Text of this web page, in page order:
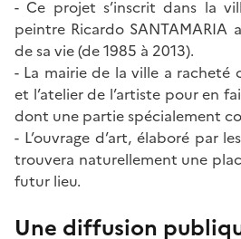
- Ce projet s’inscrit dans la
peintre Ricardo SANTAMARIA
de sa vie (de 1985 à 2013).
- La mairie de la ville a racheté
et l’atelier de l’artiste pour en
dont une partie spécialement
- L’ouvrage d’art, élaboré par
trouvera naturellement une
futur lieu.
Une diffusion